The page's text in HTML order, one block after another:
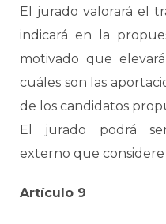
El jurado valorará el
indicará en la
motivado que
cuáles son las
de los candidatos
El jurado podrá
externo que
Artículo 9